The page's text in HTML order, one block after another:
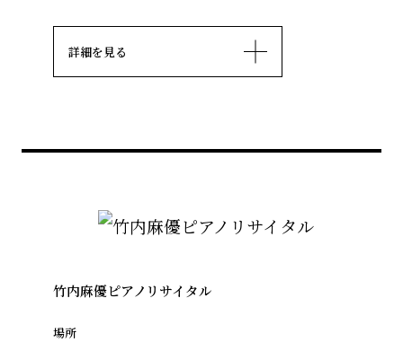
詳細を見る
竹内麻優ピアノリサイタル
場所